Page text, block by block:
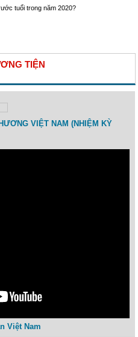
tuổi trong năm 2020?
TIỆN
VIỆT NAM (NHIỆM KỲ
Việt Nam